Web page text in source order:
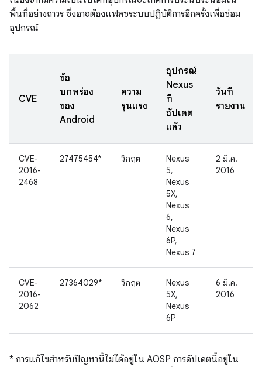
พื้นที่อย่างถาวร ซึ่งอาจต้องแฟลชระบบปฏิบัติการอีกครั้งเพื่อซ่อม
อุปกรณ์
CVE
ข้อ
บกพร่อง
ของ
Android
ความ
รุนแรง
อุปกรณ์
Nexus
ที่
อัปเดต
แล้ว
วันที่
รายงาน
CVE-
2016-
2468
27475454* วิกฤต
Nexus
5,
Nexus
5X,
Nexus
6,
Nexus
6P,
Nexus 7
2 มี.ค.
2016
CVE-
2016-
2062
27364029* วิกฤต
Nexus
5X,
Nexus
6P
6 มี.ค.
2016
* การแก้ไขสำหรับปัญหานี้ไม่ได้อยู่ใน AOSP การอัปเดตนี้อยู่ใน